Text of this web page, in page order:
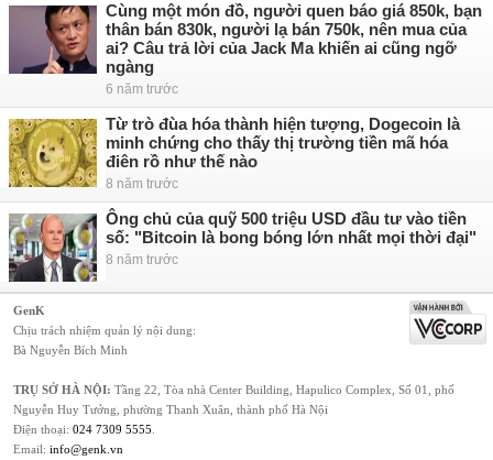
Cùng một món đồ, người quen báo giá 850k, bạn
thân bán 830k, người lạ bán 750k, nên mua của
ai? Câu trả lời của Jack Ma khiến ai cũng ngỡ
ngàng
6 năm trước
Từ trò đùa hóa thành hiện tượng, Dogecoin là
minh chứng cho thấy thị trường tiền mã hóa
điên rồ như thế nào
8 năm trước
Ông chủ của quỹ 500 triệu USD đầu tư vào tiền
số: "Bitcoin là bong bóng lớn nhất mọi thời đại"
8 năm trước
GenK
Chịu trách nhiệm quản lý nội dung:
Bà Nguyễn Bích Minh
TRỤ SỞ HÀ NỘI: Tầng 22, Tòa nhà Center Building, Hapulico Complex, Số 01, phố
Nguyễn Huy Tưởng, phường Thanh Xuân, thành phố Hà Nội
Điện thoại: 024 7309 5555
Email: info@genk.vn